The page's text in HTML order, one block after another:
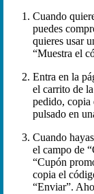
Cuando
puedes
quieres usar
“Muestra el
Entra en la
el carrito de
pedido, copia
pulsado en
Cuando
el campo de
“Cupón
copia el
“Enviar”.